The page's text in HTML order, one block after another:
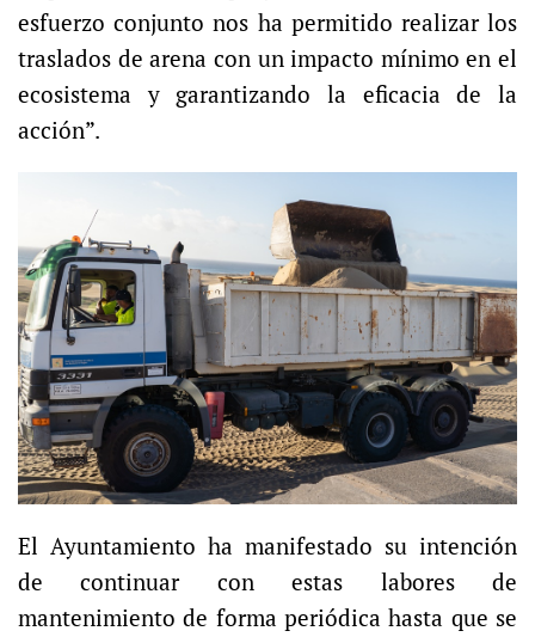
esfuerzo conjunto nos ha permitido realizar los
traslados de arena con un impacto mínimo en el
ecosistema y garantizando la eficacia de la
acción”.
El Ayuntamiento ha manifestado su intención
de continuar con estas labores de
mantenimiento de forma periódica hasta que se